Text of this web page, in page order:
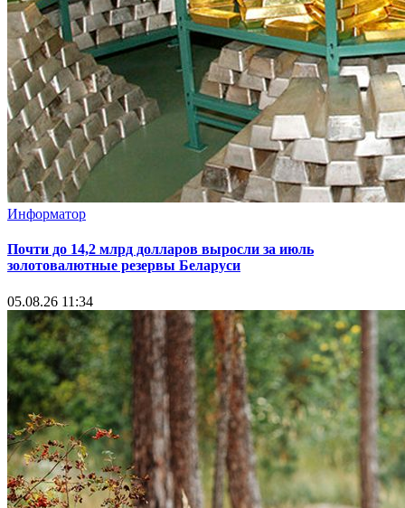
Информатор
Почти до 14,2 млрд долларов выросли за июль
золотовалютные резервы Беларуси
05.08.26 11:34